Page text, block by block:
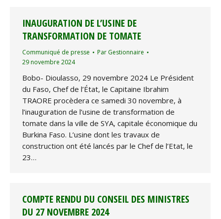
INAUGURATION DE L’USINE DE
TRANSFORMATION DE TOMATE
Communiqué de presse Par Gestionnaire
29 novembre 2024
Bobo- Dioulasso, 29 novembre 2024 Le Président
du Faso, Chef de l’État, le Capitaine Ibrahim
TRAORE procèdera ce samedi 30 novembre, à
l’inauguration de l’usine de transformation de
tomate dans la ville de SYA, capitale économique du
Burkina Faso. L’usine dont les travaux de
construction ont été lancés par le Chef de l’Etat, le
23…
COMPTE RENDU DU CONSEIL DES MINISTRES
DU 27 NOVEMBRE 2024